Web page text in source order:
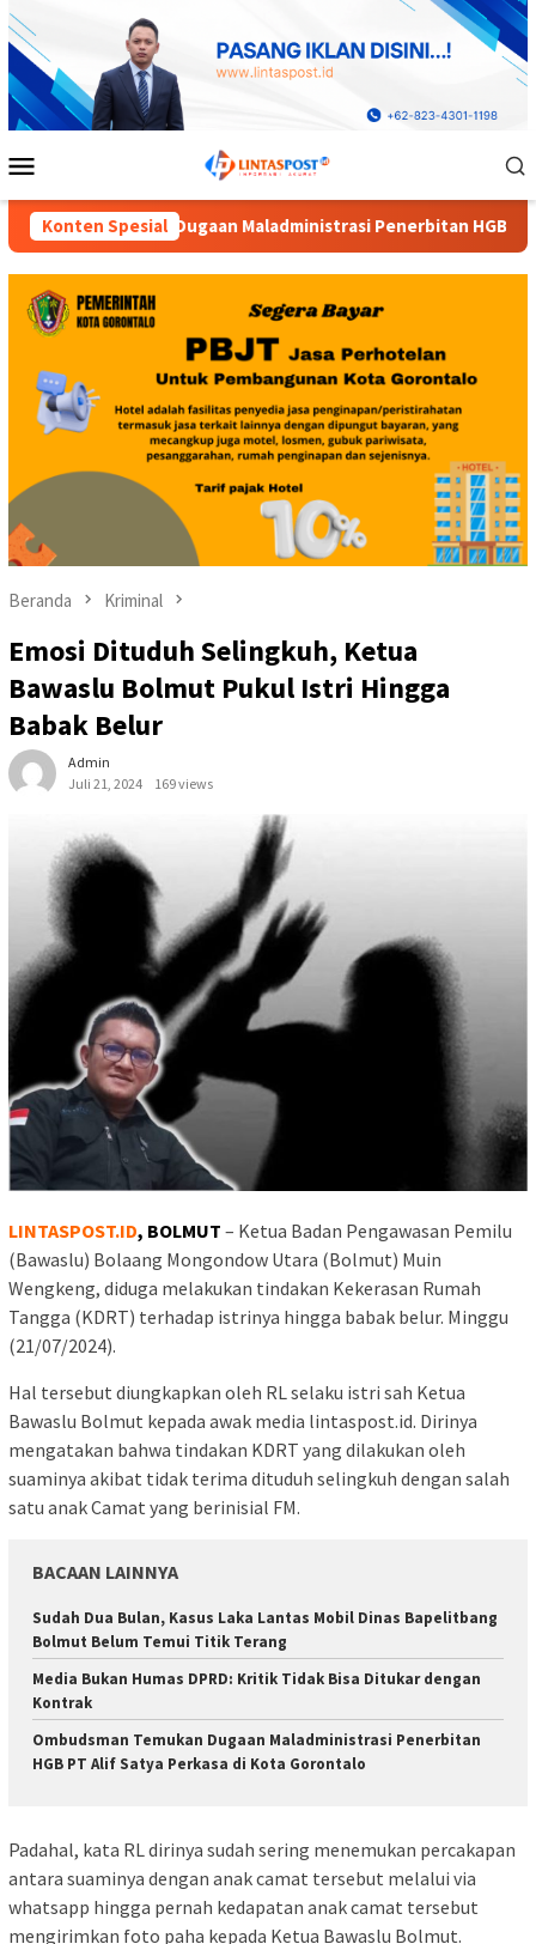
Loncat
ke
konten
Mobile
Konten Spesial
Penerbitan HGB PT Alif Satya Perkasa di Kota
Beranda Kriminal
Emosi Dituduh Selingkuh, Ketua
Bawaslu Bolmut Pukul Istri Hingga
Babak Belur
Admin
Juli 21, 2024
169 views
LINTASPOST.ID, BOLMUT – Ketua Badan Pengawasan Pemilu
(Bawaslu) Bolaang Mongondow Utara (Bolmut) Muin
Wengkeng, diduga melakukan tindakan Kekerasan Rumah
Tangga (KDRT) terhadap istrinya hingga babak belur. Minggu
(21/07/2024).
Hal tersebut diungkapkan oleh RL selaku istri sah Ketua
Bawaslu Bolmut kepada awak media lintaspost.id. Dirinya
mengatakan bahwa tindakan KDRT yang dilakukan oleh
suaminya akibat tidak terima dituduh selingkuh dengan salah
satu anak Camat yang berinisial FM.
BACAAN LAINNYA
Sudah Dua Bulan, Kasus Laka Lantas Mobil Dinas Bapelitbang
Bolmut Belum Temui Titik Terang
Media Bukan Humas DPRD: Kritik Tidak Bisa Ditukar dengan
Kontrak
Ombudsman Temukan Dugaan Maladministrasi Penerbitan
HGB PT Alif Satya Perkasa di Kota Gorontalo
Padahal, kata RL dirinya sudah sering menemukan percakapan
antara suaminya dengan anak camat tersebut melalui via
whatsapp hingga pernah kedapatan anak camat tersebut
mengirimkan foto paha kepada Ketua Bawaslu Bolmut.